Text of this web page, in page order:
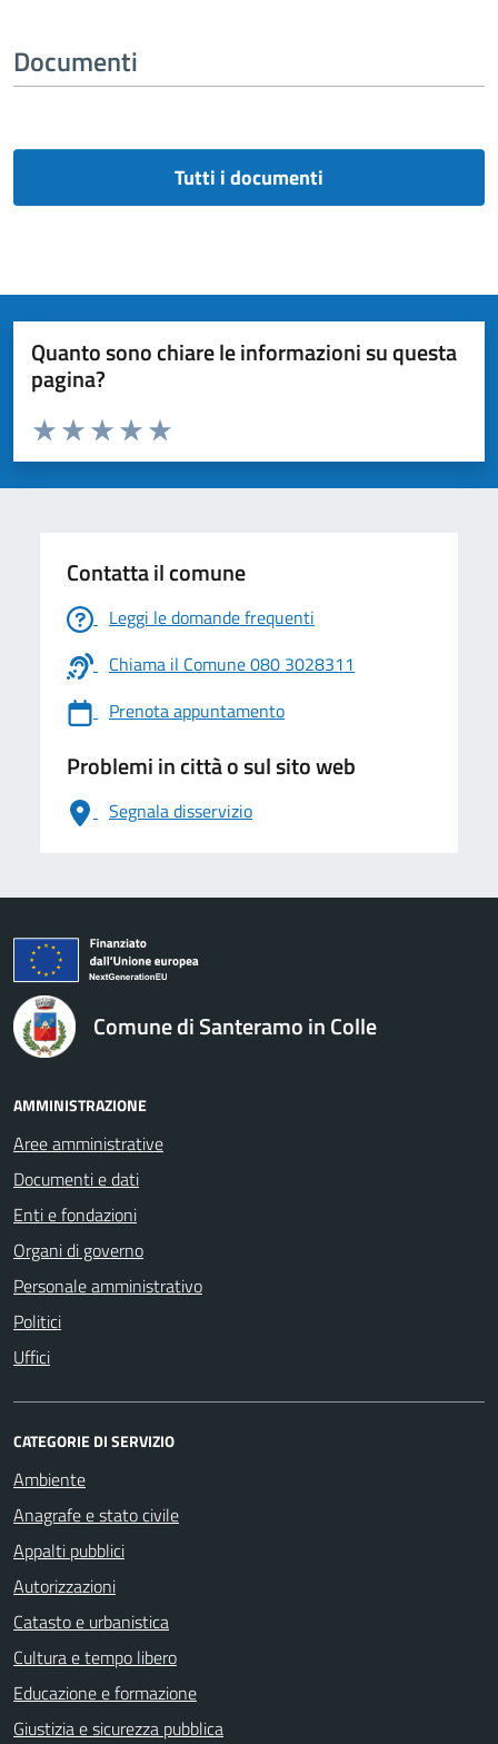
Documenti
Tutti i documenti
Quanto sono chiare le informazioni su questa
pagina?
Valuta da 1 a 5 stelle la pagina
Valuta 5 stelle su 5
Valuta 4 stelle su 5
Valuta 3 stelle su 5
Valuta 2 stelle su 5
Valuta 1 stelle su 5
Contatta il comune
Leggi le domande frequenti
Chiama il Comune 080 3028311
Prenota appuntamento
Problemi in città o sul sito web
Segnala disservizio
logo Unione Europea
Comune di Santeramo in Colle
AMMINISTRAZIONE
Aree amministrative
Documenti e dati
Enti e fondazioni
Organi di governo
Personale amministrativo
Politici
Uffici
CATEGORIE DI SERVIZIO
Ambiente
Anagrafe e stato civile
Appalti pubblici
Autorizzazioni
Catasto e urbanistica
Cultura e tempo libero
Educazione e formazione
Giustizia e sicurezza pubblica